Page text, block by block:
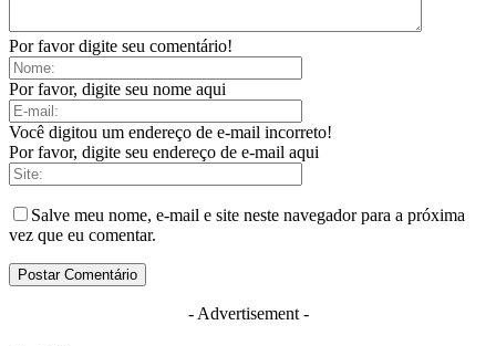
Por favor digite seu comentário!
Por favor, digite seu nome aqui
Você digitou um endereço de e-mail incorreto!
Por favor, digite seu endereço de e-mail aqui
Salve meu nome, e-mail e site neste navegador para a próxima
vez que eu comentar.
- Advertisement -